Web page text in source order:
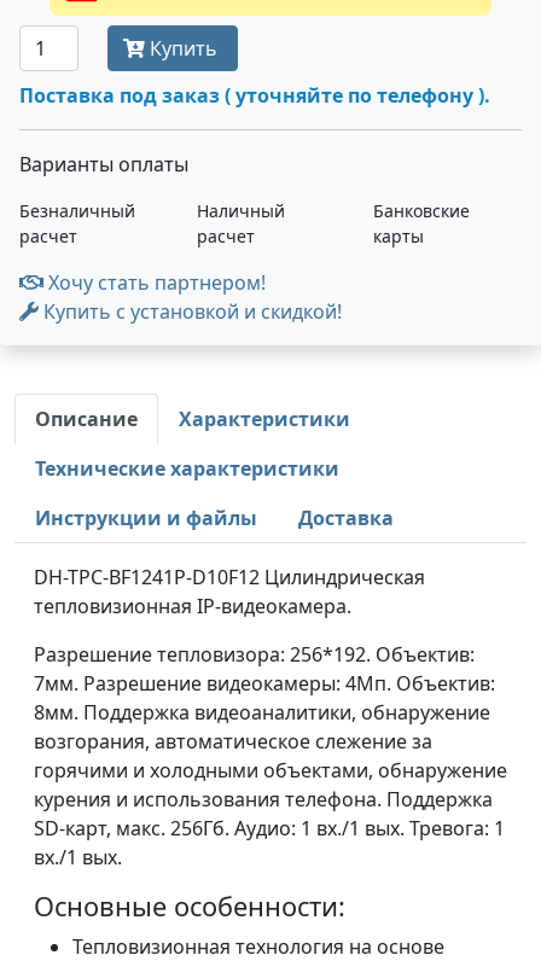
Купить
Поставка под заказ ( уточняйте по телефону ).
Варианты оплаты
Безналичный
расчет
Наличный
расчет
Банковские
карты
Хочу стать партнером!
Купить с установкой и скидкой!
Описание
Характеристики
Технические характеристики
Инструкции и файлы
Доставка
DH-TPC-BF1241P-D10F12 Цилиндрическая
тепловизионная IP-видеокамера.
Разрешение тепловизора: 256*192. Объектив:
7мм. Разрешение видеокамеры: 4Mп. Объектив:
8мм. Поддержка видеоаналитики, обнаружение
возгорания, автоматическое слежение за
горячими и холодными объектами, обнаружение
курения и использования телефона. Поддержка
SD-карт, макс. 256Гб. Аудио: 1 вх./1 вых. Тревога: 1
вх./1 вых.
Основные особенности:
Тепловизионная технология на основе